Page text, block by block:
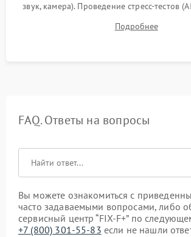
звук, камера). Проведение стресс-тестов
для контроля температурного режима и
системы под пиковой
Подробнее
FAQ. Ответы на вопросы
Вы можете ознакомиться с
часто задаваемыми вопросами, либо
сервисный центр “FIX-F+” по
+7 (800) 301-55-83 если не нашли